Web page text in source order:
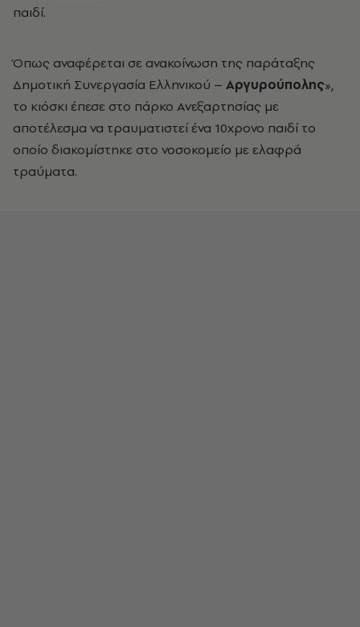
παιδί.
Όπως αναφέρεται σε ανακοίνωση της παράταξης
Δημοτική Συνεργασία Ελληνικού – Αργυρούπολης»,
το κιόσκι έπεσε στο πάρκο Ανεξαρτησίας με
αποτέλεσμα να τραυματιστεί ένα 10χρονο παιδί το
οποίο διακομίστηκε στο νοσοκομείο με ελαφρά
τραύματα.